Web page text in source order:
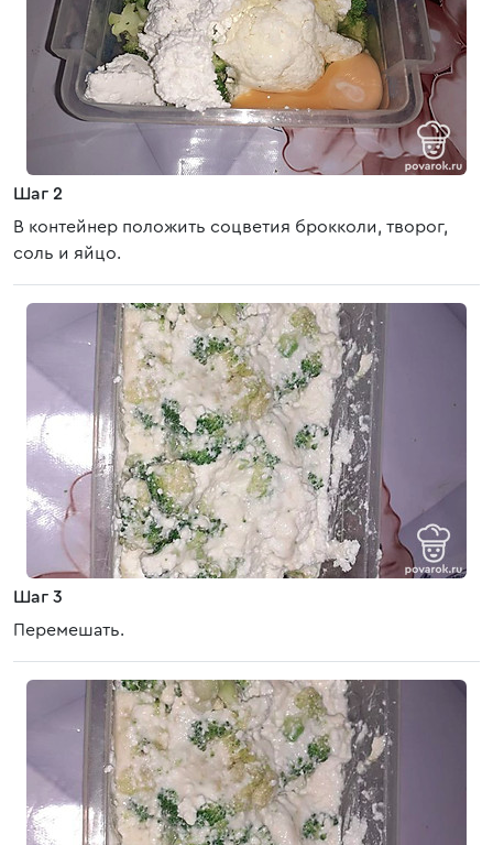
Шаг 2
В контейнер положить соцветия брокколи, творог,
соль и яйцо.
Шаг 3
Перемешать.